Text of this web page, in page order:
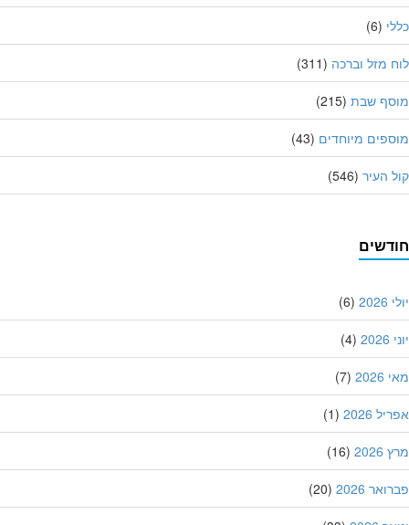
(6)
מזל וברכה(311)
שבת(215)
מיוחדים(43)
העיר(546)
(6)
(4)
(7)
2026
(1)
(16)
2026
(20)